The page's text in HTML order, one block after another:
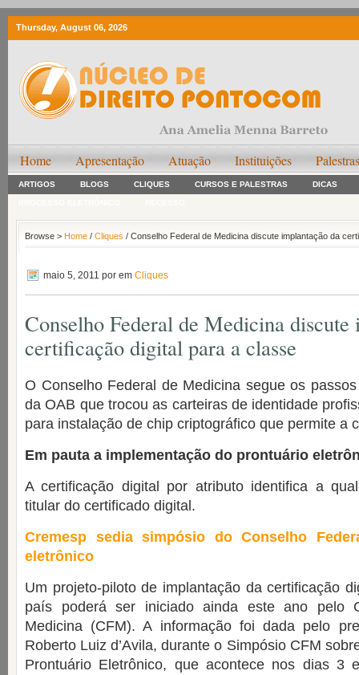
Thursday, August 06, 2026
Home Apresentação Atuação Instituições Palestras
ARTIGOS BLOGS CLIQUES CURSOS E PALESTRAS DICAS
Browse > Home / Cliques / Conselho Federal de Medicina discute implantação da
maio 5, 2011 por em Cliques
Conselho Federal de Medicina discute
certificação digital para a classe
O Conselho Federal de Medicina segue os
da OAB que trocou as carteiras de identidade
para instalação de chip criptográfico que permite a
Em pauta a implementação do prontuário
A certificação digital por atributo identifica a
titular do certificado digital.
Cremesp sedia simpósio do Conselho
eletrônico
Um projeto-piloto de implantação da certificação
país poderá ser iniciado ainda este ano pelo
Medicina (CFM). A informação foi dada pelo
Roberto Luiz d’Avila, durante o Simpósio CFM
Prontuário Eletrônico, que acontece nos dias 3